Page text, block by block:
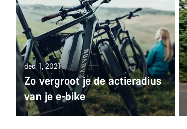
dec. 1, 2021
Zo vergroot je de actieradius
van je e-bike